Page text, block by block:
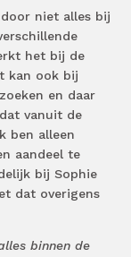
niet alles bij
het bij de
kan ook bij
en daar
vanuit de
ben alleen
aandeel te
bij Sophie
dat overigens
binnen de